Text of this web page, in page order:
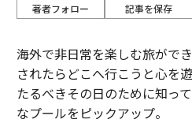
著者フォロー 記事を保存
海外で非日常を楽しむ旅がで
されたらどこへ行こうと心を
たるべきその日のために知っ
なプールをピックアップ。